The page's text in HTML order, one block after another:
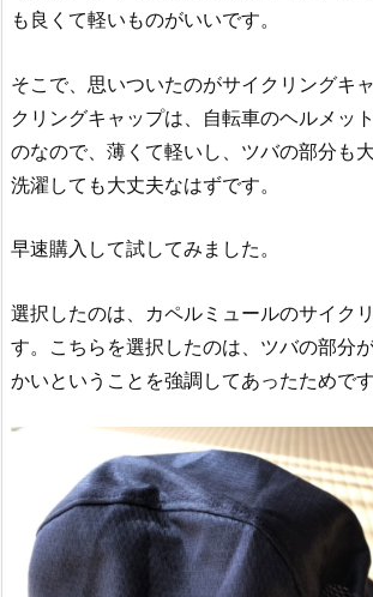
も良くて軽いものがいいです。
そこで、思いついたのがサイクリングキ
クリングキャップは、自転車のヘルメッ
のなので、薄くて軽いし、ツバの部分も
洗濯しても大丈夫なはずです。
早速購入して試してみました。
選択したのは、カペルミュールのサイク
す。こちらを選択したのは、ツバの部分
かいということを強調してあったためです